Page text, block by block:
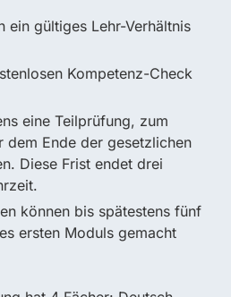
ein gültiges Lehr-Verhältnis
Kompetenz-Check
eine Teilprüfung, zum
dem Ende der gesetzlichen
Diese Frist endet drei
können bis spätestens fünf
ersten Moduls gemacht